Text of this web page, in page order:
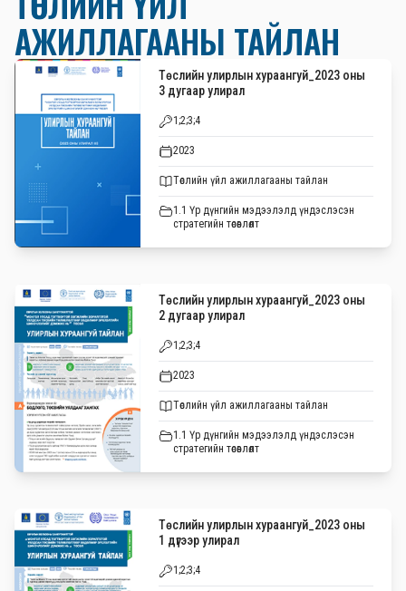
АЖИЛЛАГААНЫ ТАЙЛАН
Төслийн улирлын хураангуй_2023 оны
3 дугаар улирал
1;2;3;4
2023
Төслийн үйл ажиллагааны тайлан
1.1 Үр дүнгийн мэдээлэлд үндэслэсэн
стратегийн төсөвлөлт
Төслийн улирлын хураангуй_2023 оны
2 дугаар улирал
1;2;3;4
2023
Төслийн үйл ажиллагааны тайлан
1.1 Үр дүнгийн мэдээлэлд үндэслэсэн
стратегийн төсөвлөлт
Төслийн улирлын хураангуй_2023 оны
1 дүгээр улирал
1;2;3;4